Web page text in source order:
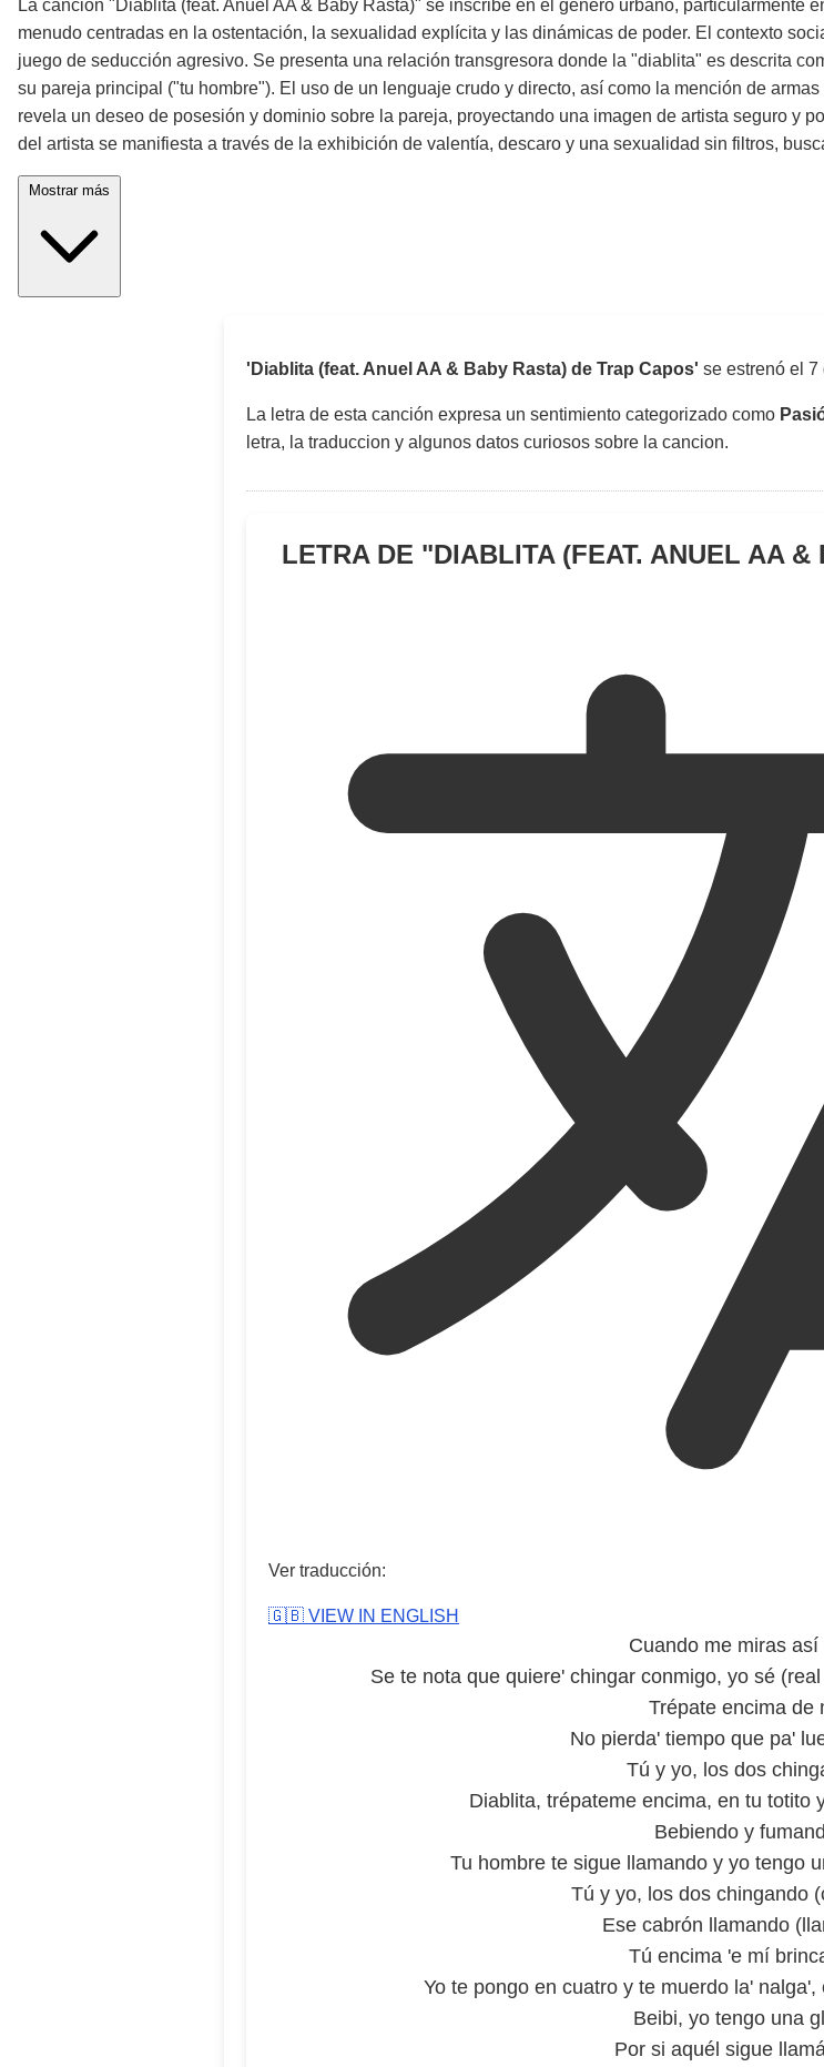
La canción "Diablita (feat. Anuel AA & Baby Rasta)" se inscribe en el género urbano,
menudo centradas en la ostentación, la sexualidad explícita y las dinámicas de poder. El contexto
juego de seducción agresivo. Se presenta una relación transgresora donde la "diablita" es descrita
su pareja principal ("tu hombre"). El uso de un lenguaje crudo y directo, así como la mención de
revela un deseo de posesión y dominio sobre la pareja, proyectando una imagen de artista seguro y
del artista se manifiesta a través de la exhibición de valentía, descaro y una sexualidad sin filtros,
'Diablita (feat. Anuel AA & Baby Rasta) de Trap Capos' se estrenó el 7
La letra de esta canción expresa un sentimiento categorizado como
letra, la traduccion y algunos datos curiosos sobre la cancion.
LETRA DE "DIABLITA (FEAT. ANUEL AA
Ver traducción:
🇬🇧 VIEW IN ENGLISH
Cuando me miras así
Se te nota que quiere' chingar conmigo, yo sé
Trépate encima de
No pierda' tiempo que pa'
Tú y yo, los dos
Diablita, trépateme encima, en tu totito
Bebiendo y
Tu hombre te sigue llamando y yo tengo
Tú y yo, los dos chingando
Ese cabrón llamando
Tú encima 'e mí
Yo te pongo en cuatro y te muerdo la'
Beibi, yo tengo una
Por si aquél sigue